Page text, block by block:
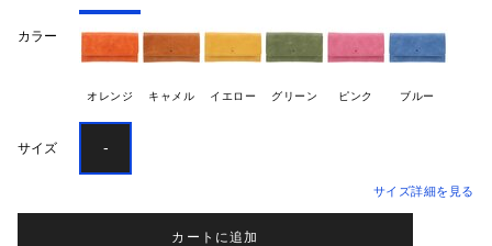
カラー
オレンジ キャメル イエロー グリーン ピンク ブルー
サイズ -
サイズ詳細を見る
カートに追加